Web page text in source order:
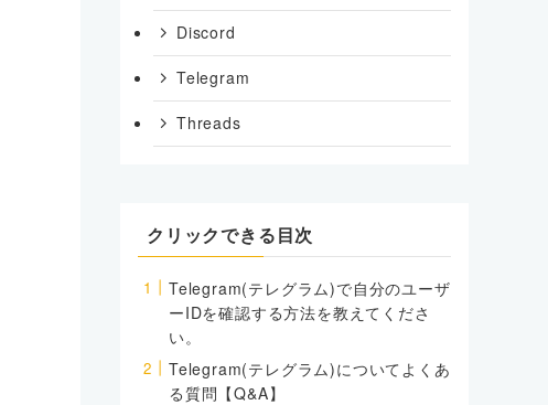
Discord
Telegram
Threads
クリックできる目次
Telegram(テレグラム)で自分のユーザ
ーIDを確認する方法を教えてくださ
い。
Telegram(テレグラム)についてよくあ
る質問【Q&A】